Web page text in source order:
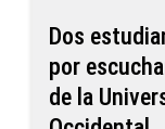
Dos
por
de la